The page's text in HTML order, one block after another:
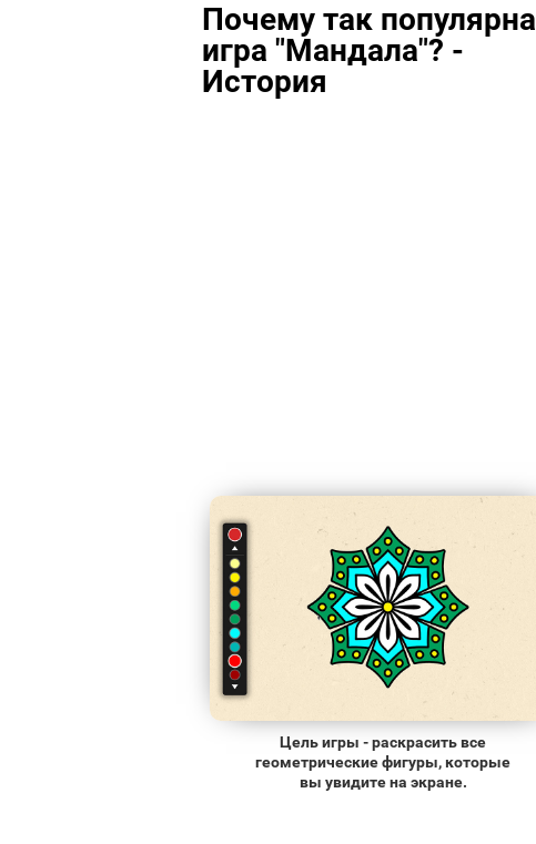
Почему так популярна
игра "Мандала"? -
История
Цель игры - раскрасить все
геометрические фигуры, которые
вы увидите на экране.